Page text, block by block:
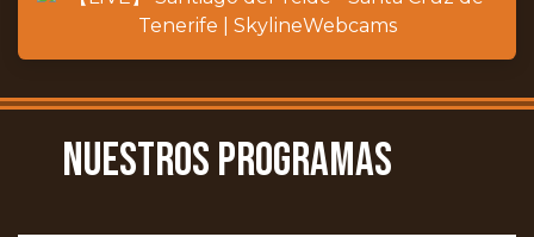
nuestros programas